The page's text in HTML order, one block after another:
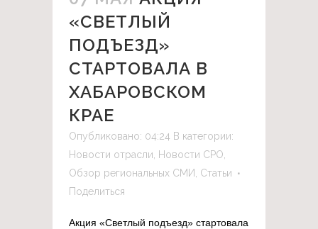
«СВЕТЛЫЙ
ПОДЪЕЗД»
СТАРТОВАЛА В
ХАБАРОВСКОМ
КРАЕ
Опубликовано: 04:24 В категории:
Новости отрасли Новости СРО
Обзор региональных СМИ Статьи
Поделиться
Акция «Светлый подъезд» стартовала